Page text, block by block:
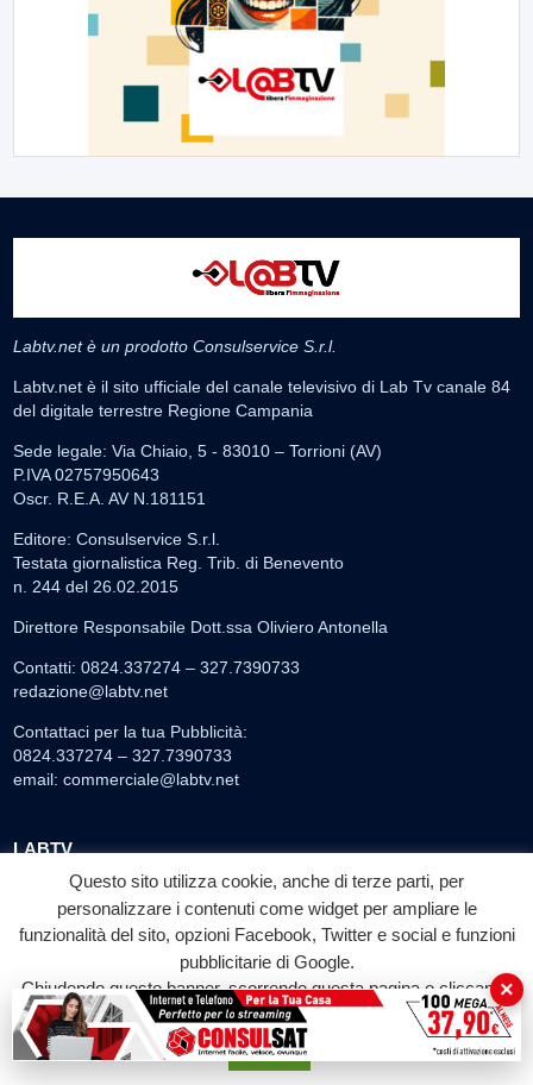
Labtv.net è un prodotto Consulservice S.r.l.
Labtv.net è il sito ufficiale del canale televisivo di Lab Tv canale 84
del digitale terrestre Regione Campania
Sede legale: Via Chiaio, 5 - 83010 – Torrioni (AV)
P.IVA 02757950643
Oscr. R.E.A. AV N.181151
Editore: Consulservice S.r.l.
Testata giornalistica Reg. Trib. di Benevento
n. 244 del 26.02.2015
Direttore Responsabile Dott.ssa Oliviero Antonella
Contatti: 0824.337274 – 327.7390733
redazione@labtv.net
Contattaci per la tua Pubblicità:
0824.337274 – 327.7390733
email: commerciale@labtv.net
LABTV
Palinsesto
Privacy Policy
Speciale LabTv
Doppio Taglio
Free sport
Questo sito utilizza cookie, anche di terze parti, per
personalizzare i contenuti come widget per ampliare le
funzionalità del sito, opzioni Facebook, Twitter e social e funzioni
pubblicitarie di Google.
Chiudendo questo banner, scorrendo questa pagina o cliccando
su qualunque suo elemento acconsenti all'uso dei cookie.
Accetta
×